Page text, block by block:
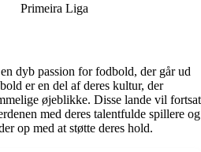
Primeira Liga
dyb passion for fodbold, der går ud
er en del af deres kultur, der
øjeblikke. Disse lande vil fortsat
med deres talentfulde spillere og
op med at støtte deres hold.